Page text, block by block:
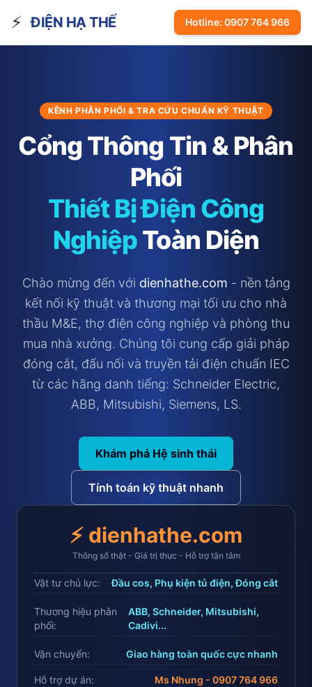
⚡ ĐIỆN HẠ THẾ Hotline: 0907 764 966
KÊNH PHÂN PHỐI & TRA CỨU CHUẨN KỸ THUẬT
Cổng Thông Tin & Phân
Phối
Thiết Bị Điện Công
NghiệpToàn Diện
Chào mừng đến với dienhathe.com - nền tảng
kết nối kỹ thuật và thương mại tối ưu cho nhà
thầu M&E, thợ điện công nghiệp và phòng thu
mua nhà xưởng. Chúng tôi cung cấp giải pháp
đóng cắt, đấu nối và truyền tải điện chuẩn IEC
từ các hãng danh tiếng: Schneider Electric,
ABB, Mitsubishi, Siemens, LS.
Khám phá Hệ sinh thái
Tính toán kỹ thuật nhanh
⚡ dienhathe.com
Thông số thật - Giá trị thực - Hỗ trợ tận tâm
Vật tư chủ lực: Đầu cos, Phụ kiện tủ điện, Đóng cắt
Thương hiệu phân
phối:
ABB, Schneider, Mitsubishi,
Cadivi...
Vận chuyển: Giao hàng toàn quốc cực nhanh
Hỗ trợ dự án: Ms Nhung - 0907 764 966